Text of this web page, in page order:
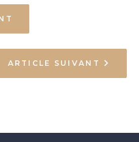
ARTICLE SUIVANT